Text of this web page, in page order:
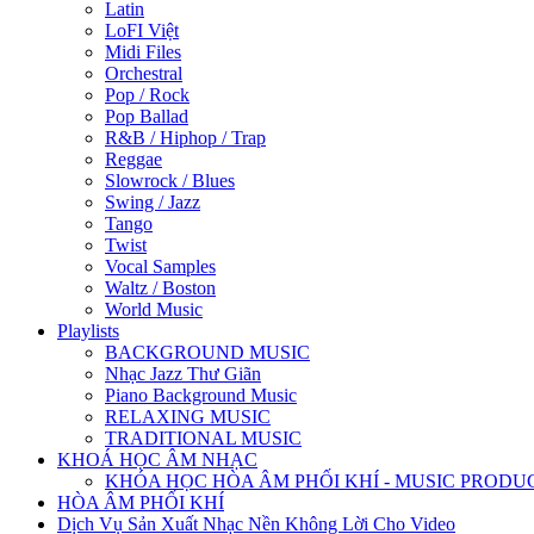
Latin
LoFI Việt
Midi Files
Orchestral
Pop / Rock
Pop Ballad
R&B / Hiphop / Trap
Reggae
Slowrock / Blues
Swing / Jazz
Tango
Twist
Vocal Samples
Waltz / Boston
World Music
Playlists
BACKGROUND MUSIC
Nhạc Jazz Thư Giãn
Piano Background Music
RELAXING MUSIC
TRADITIONAL MUSIC
KHOÁ HỌC ÂM NHẠC
KHÓA HỌC HÒA ÂM PHỐI KHÍ - MUSIC
HÒA ÂM PHỐI KHÍ
Dịch Vụ Sản Xuất Nhạc Nền Không Lời Cho Video